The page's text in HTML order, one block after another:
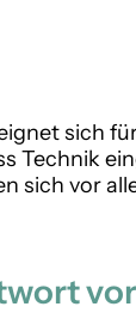
sich
Technik
sich vor